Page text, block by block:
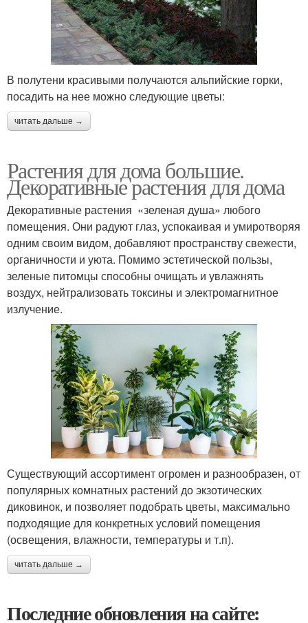
В полутени красивыми получаются альпийские горки,
посадить на нее можно следующие цветы:
читать дальше →
Растения для дома большие.
Декоративные растения для дома
Декоративные растения «зеленая душа» любого
помещения. Они радуют глаз, успокаивая и умиротворяя
одним своим видом, добавляют пространству свежести,
органичности и уюта. Помимо эстетической пользы,
зеленые питомцы способны очищать и увлажнять
воздух, нейтрализовать токсины и электромагнитное
излучение.
Существующий ассортимент огромен и разнообразен, от
популярных комнатных растений до экзотических
диковинок, и позволяет подобрать цветы, максимально
подходящие для конкретных условий помещения
(освещения, влажности, температуры и т.п).
читать дальше →
Последние обновления на сайте: